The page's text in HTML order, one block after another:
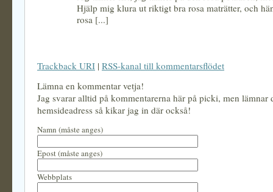
Hjälp mig klura ut riktigt bra rosa maträtter, och
rosa [...]
Trackback URI | RSS-kanal till kommentarsflödet
Lämna en kommentar vetja!
Jag svarar alltid på kommentarerna här på picki, men lämnar
hemsideadress så kikar jag in där också!
Namn (måste anges)
Epost (måste anges)
Webbplats